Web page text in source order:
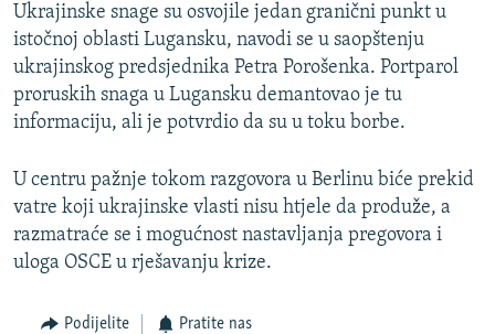
DNEVNO@RSE
SPECIJALI RSE
VIŠE OD NASLOVA
POPLAVE I KLIZIŠTA U BIH 2024.
TV LIBERTY
POST SCRIPTUM
MOJA EVROPA
PRATITE NAS
Sve RFE/RL stranice
Ukrajinske snage su osvojile jedan granični punkt u
istočnoj oblasti Lugansku, navodi se u saopštenju
ukrajinskog predsjednika Petra Porošenka. Portparol
proruskih snaga u Lugansku demantovao je tu
informaciju, ali je potvrdio da su u toku borbe.
U centru pažnje tokom razgovora u Berlinu biće prekid
vatre koji ukrajinske vlasti nisu htjele da produže, a
razmatraće se i mogućnost nastavljanja pregovora i
uloga OSCE u rješavanju krize.
Podijelite Pratite nas